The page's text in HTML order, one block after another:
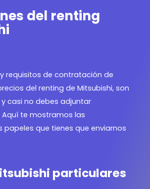
del renting
requisitos de contratación de
del renting de Mitsubishi, son
casi no debes adjuntar
te mostramos las
papeles que tienes que enviarnos
particulares